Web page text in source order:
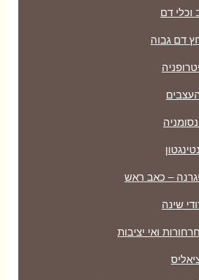
וכלי דם
דם גבוה
– כאב ראש
שינה
ואי יציבות